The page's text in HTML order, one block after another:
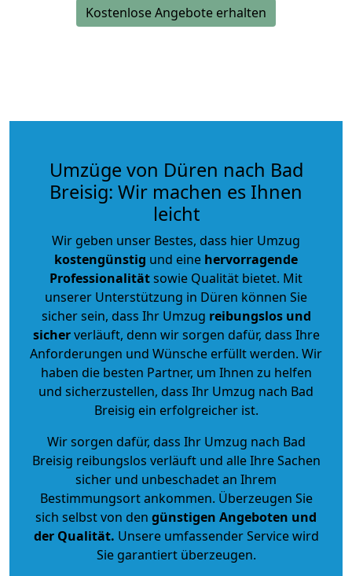
Kostenlose Angebote erhalten
Umzüge von Düren nach Bad
Breisig: Wir machen es Ihnen
leicht
Wir geben unser Bestes, dass hier Umzug
kostengünstig und eine hervorragende
Professionalitätsowie Qualität bietet. Mit
unserer Unterstützung in Düren können Sie
sicher sein, dass Ihr Umzug reibungslos und
sicherverläuft, denn wir sorgen dafür, dass Ihre
Anforderungen und Wünsche erfüllt werden. Wir
haben die besten Partner, um Ihnen zu helfen
und sicherzustellen, dass Ihr Umzug nach Bad
Breisig ein erfolgreicher ist.
Wir sorgen dafür, dass Ihr Umzug nach Bad
Breisig reibungslos verläuft und alle Ihre Sachen
sicher und unbeschadet an Ihrem
Bestimmungsort ankommen. Überzeugen Sie
sich selbst von den günstigen Angeboten und
der Qualität. Unsere umfassender Service wird
Sie garantiert überzeugen.